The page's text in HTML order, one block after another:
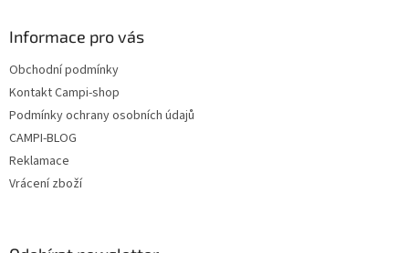
Informace pro vás
Obchodní podmínky
Kontakt Campi-shop
Podmínky ochrany osobních údajů
CAMPI-BLOG
Reklamace
Vrácení zboží